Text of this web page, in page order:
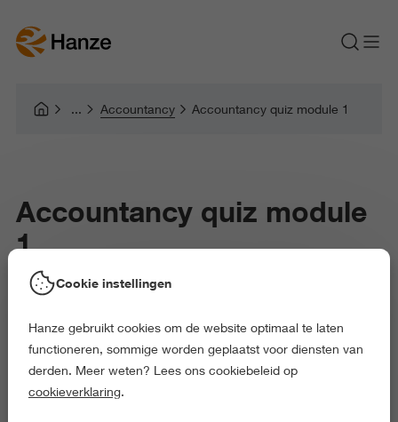
Accountancy Accountancy quiz module 1
Accountancy quiz module
1
Cookie instellingen
Hanze gebruikt cookies om de website optimaal te laten
functioneren, sommige worden geplaatst voor diensten van
derden. Meer weten? Lees ons cookiebeleid op
cookieverklaring.